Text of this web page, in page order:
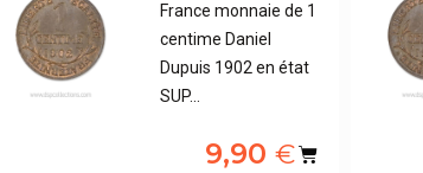
France monnaie de 1
centime Daniel
Dupuis 1902 en état
SUP…
9,90 €